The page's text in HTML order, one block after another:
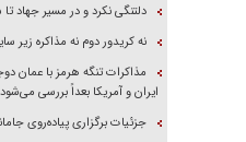
دلتنگی نکرد و در مسیر جهاد
نه کریدور دوم نه مذاکره زیر
مذاکرات تنگه هرمز با عمان
ایران و آمریکا بعداً بررسی می‌شود
جزئیات برگزاری پیاده‌روی